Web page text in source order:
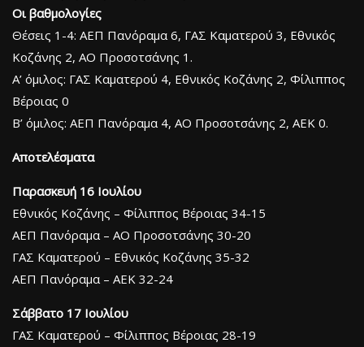
Οι βαθμολογίες
Θέσεις 1-4: ΑΕΠ Πανόραμα 6, ΓΑΣ Καματερού 3, Εθνικός
Κοζάνης 2, ΑΟ Προσοτσάνης 1.
Α’ όμιλος: ΓΑΣ Καματερού 4, Εθνικός Κοζάνης 2, Φίλιππος
Βέροιας 0
Β’ όμιλος: ΑΕΠ Πανόραμα 4, ΑΟ Προσοτσάνης 2, ΑΕΚ 0.
Αποτελέσματα
Παρασκευή 16 Ιουλίου
Εθνικός Κοζάνης – Φίλιππος Βέροιας 34-15
ΑΕΠ Πανόραμα – ΑΟ Προσοτσάνης 30-20
ΓΑΣ Καματερού – Εθνικός Κοζάνης 35-32
ΑΕΠ Πανόραμα – ΑΕΚ 32-24
Σάββατο 17 Ιουλίου
ΓΑΣ Καματερού – Φίλιππος Βέροιας 28-19